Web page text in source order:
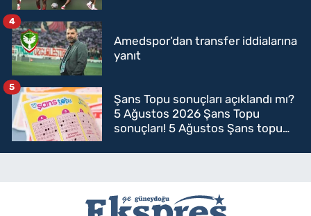
Amedspor’dan transfer iddialarına
yanıt
4
Şans Topu sonuçları açıklandı mı?
5 Ağustos 2026 Şans Topu
sonuçları! 5 Ağustos Şans topu
5